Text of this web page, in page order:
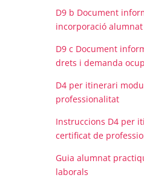
D9 b Document
incorporació alumnat
D9 c Document
drets i demanda
D4 per itinerari
professionalitat
Instruccions D4 per
certificat de
Guia alumnat
laborals